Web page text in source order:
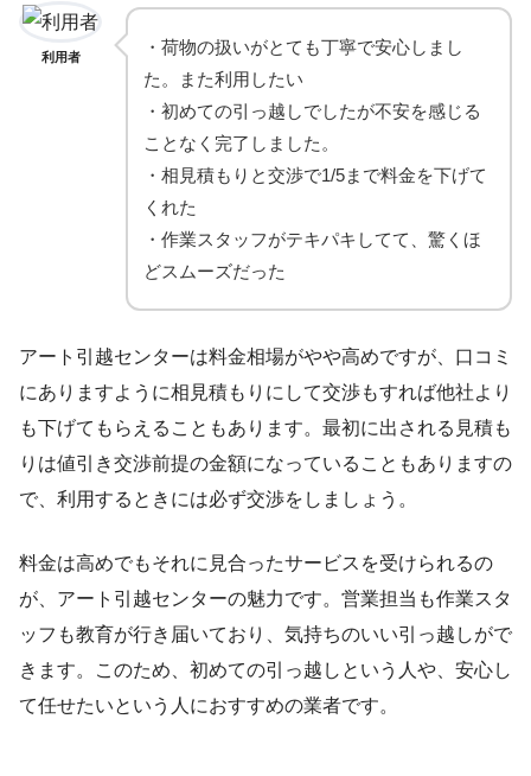
利用者
・荷物の扱いがとても丁寧で安心しまし
た。また利用したい
・初めての引っ越しでしたが不安を感じる
ことなく完了しました。
・相見積もりと交渉で1/5まで料金を下げて
くれた
・作業スタッフがテキパキしてて、驚くほ
どスムーズだった
アート引越センターは料金相場がやや高めですが、口コミ
にありますように相見積もりにして交渉もすれば他社より
も下げてもらえることもあります。最初に出される見積も
りは値引き交渉前提の金額になっていることもありますの
で、利用するときには必ず交渉をしましょう。
料金は高めでもそれに見合ったサービスを受けられるの
が、アート引越センターの魅力です。営業担当も作業スタ
ッフも教育が行き届いており、気持ちのいい引っ越しがで
きます。このため、初めての引っ越しという人や、安心し
て任せたいという人におすすめの業者です。